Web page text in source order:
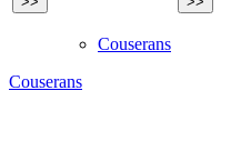
Couserans
Couserans